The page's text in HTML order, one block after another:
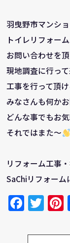
羽曳野市マンシ
トイレリフォー
お問い合わせを頂
現地調査に行っ
工事を行って頂
みなさんも何か
どんな事でもお
それではまた～
リフォーム工事
SaChiリフォーム